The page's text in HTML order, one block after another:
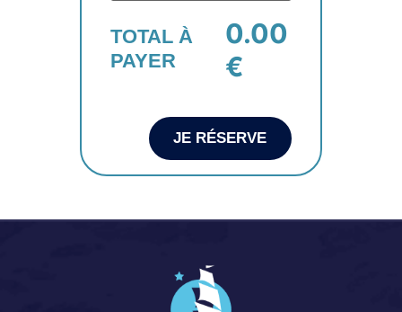
TOTAL À
PAYER
0.00
€
JE RÉSERVE